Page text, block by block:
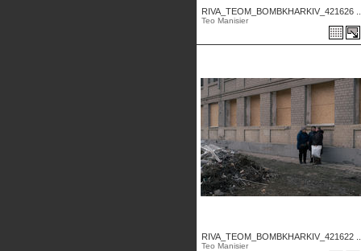
RIVA_TEOM_BOMBKHARKIV_421626
Teo Manisier
RIVA_TEOM_BOMBKHARKIV_421622
Teo Manisier